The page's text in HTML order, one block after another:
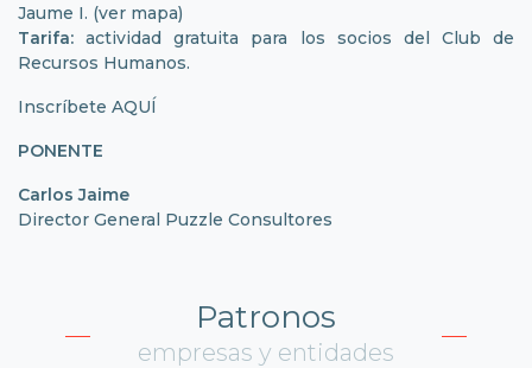
Jaume I. (ver mapa)
Tarifa: actividad gratuita para los socios del Club de
Recursos Humanos.
Inscríbete AQUÍ
PONENTE
Carlos Jaime
Director General Puzzle Consultores
Patronos
empresas y entidades